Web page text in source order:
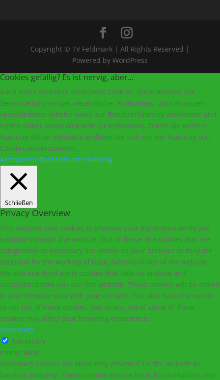
Copyright © TV Feldmark | All Rights Reserved |
Powered by WordPress
Cookies gefällig? Es ist nervig, aber...
Auch diese Webseite verwendet Cookies. Diese werden zur
Bereitstellung einiger wesentlicher Funktionen, zum Anzeigen
verschiedener Inhalte sowie zur Benutzerführung verwendet und
helfen dabei, diese Webseite zu verbessern. Durch die weitere
Nutzung dieser Webseite erklären Sie sich mit der Nutzung von
Cookies einverstanden.
AkzeptierenDatenschutzerklärung
Schließen
Privacy Overview
This website uses cookies to improve your experience while you
navigate through the website. Out of these, the cookies that are
categorized as necessary are stored on your browser as they are
essential for the working of basic functionalities of the website.
We also use third-party cookies that help us analyze and
understand how you use this website. These cookies will be stored
in your browser only with your consent. You also have the option
to opt-out of these cookies. But opting out of some of these
cookies may affect your browsing experience.
Necessary
Necessary
immer aktiv
Necessary cookies are absolutely essential for the website to
function properly. These cookies ensure basic functionalities and